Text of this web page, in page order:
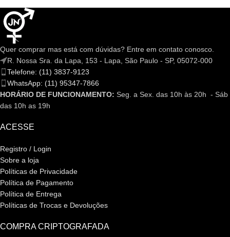
Quer comprar mas está com dúvidas? Entre em contato conosco.
R. Nossa Sra. da Lapa, 153 - Lapa, São Paulo - SP, 05072-000
Telefone: (11) 3837-9123
WhatsApp: (11) 95347-7866
HORÁRIO DE FUNCIONAMENTO: Seg. a Sex. das 10h às 20h - Sáb
das 10h as 19h
ACESSE
Registro / Login
Sobre a loja
Políticas de Privacidade
Política de Pagamento
Política de Entrega
Políticas de Trocas e Devoluções
COMPRA CRIPTOGRAFADA